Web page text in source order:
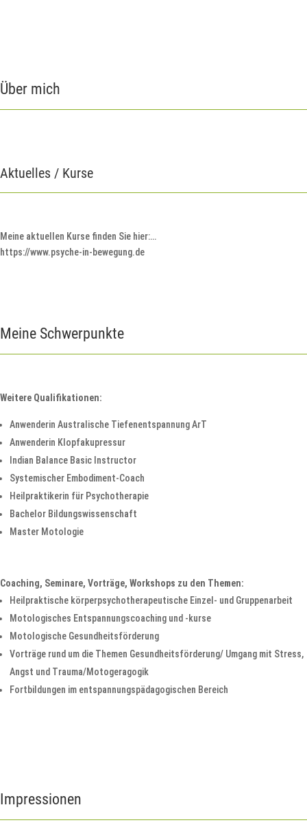
Über mich
Aktuelles / Kurse
Meine aktuellen Kurse finden Sie hier:…
https://www.psyche-in-bewegung.de
Meine Schwerpunkte
Weitere Qualifikationen:
Anwenderin Australische Tiefenentspannung ArT
Anwenderin Klopfakupressur
Indian Balance Basic Instructor
Systemischer Embodiment-Coach
Heilpraktikerin für Psychotherapie
Bachelor Bildungswissenschaft
Master Motologie
Coaching, Seminare, Vorträge, Workshops zu den Themen:
Heilpraktische körperpsychotherapeutische Einzel- und Gruppenarbeit
Motologisches Entspannungscoaching und -kurse
Motologische Gesundheitsförderung
Vorträge rund um die Themen Gesundheitsförderung/ Umgang mit Stress,
Angst und Trauma/Motogeragogik
Fortbildungen im entspannungspädagogischen Bereich
Impressionen